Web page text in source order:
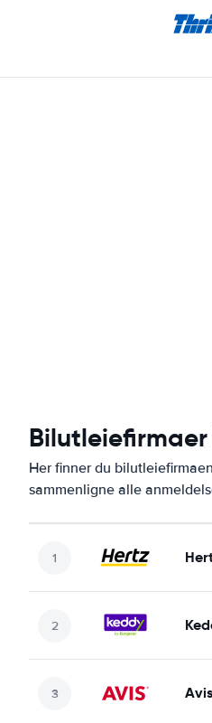
Bilutleiefirmaer
Her finner du
sammenligne alle
Avis